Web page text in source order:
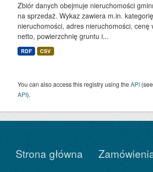
Zbiór danych obejmuje nieruchomości
na sprzedaż. Wykaz zawiera m.in. kategorię
nieruchomości, adres nieruchomości, cenę
netto, powierzchnię gruntu i...
RDF CSV
You can also access this registry using theAPI (see
API).
Strona główna